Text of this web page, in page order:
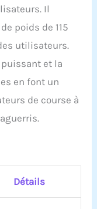
Il
poids de 115
utilisateurs.
et la
en font un
de course à
Détails